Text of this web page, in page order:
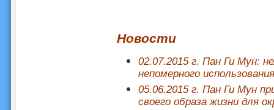
Новости
02.07.2015 г. Пан Ги Мун:
непомерного
05.06.2015 г. Пан Ги Мун
своего образа жизни для